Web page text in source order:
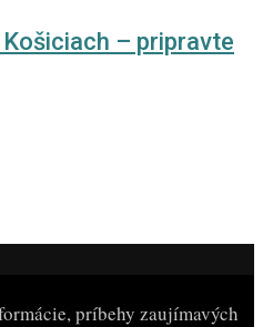
– pripravte
príbehy zaujímavých